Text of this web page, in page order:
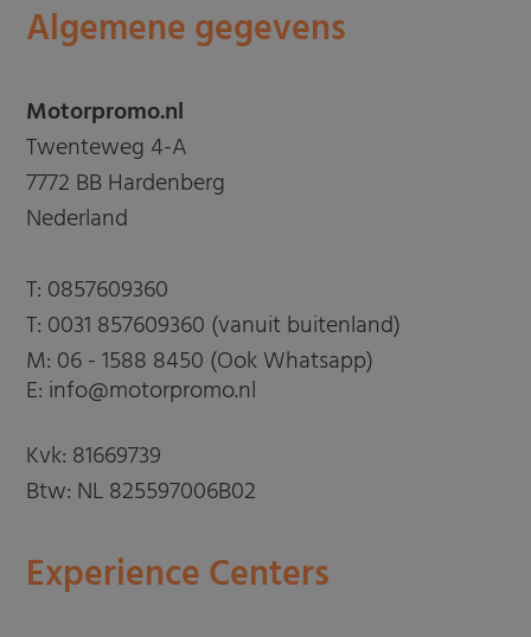
Algemene gegevens
Motorpromo.nl
Twenteweg 4-A
7772 BB Hardenberg
Nederland
T: 0857609360
T: 0031 857609360 (vanuit buitenland)
M: 06 - 1588 8450 (Ook Whatsapp)
E: info@motorpromo.nl
Kvk: 81669739
Btw: NL 825597006B02
Experience Centers